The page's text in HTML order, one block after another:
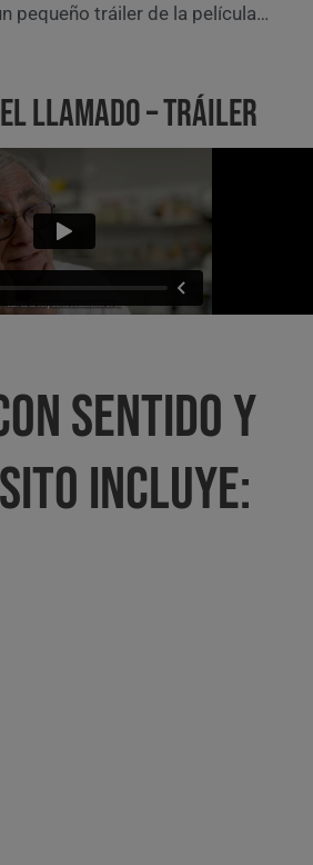
pequeño tráiler de la película…
Llamado – Tráiler
Sentido y
Incluye: